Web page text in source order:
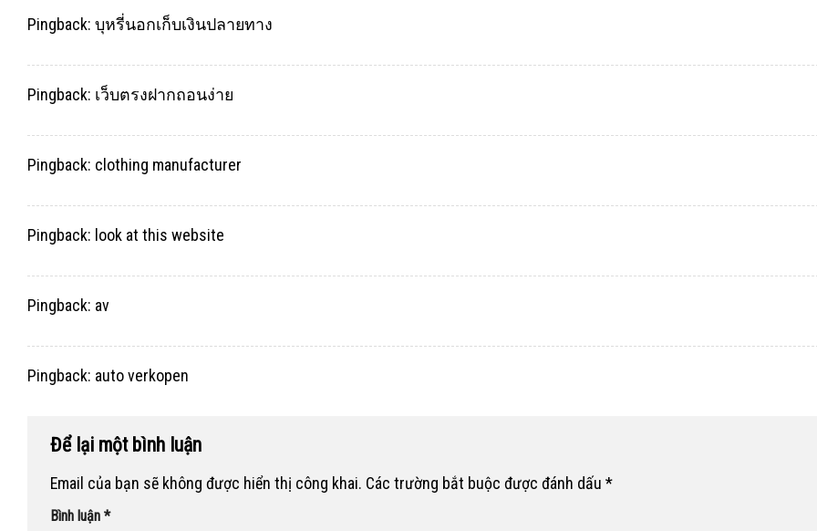
Pingback: บุหรี่นอกเก็บเงินปลายทาง
Pingback: เว็บตรงฝากถอนง่าย
Pingback: clothing manufacturer
Pingback: look at this website
Pingback: av
Pingback: auto verkopen
Để lại một bình luận
Email của bạn sẽ không được hiển thị công khai. Các trường bắt buộc được đánh dấu *
Bình luận *